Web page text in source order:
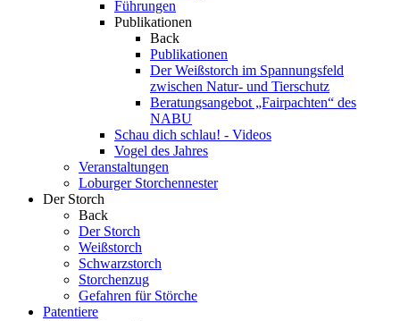
Führungen
Publikationen
Back
Publikationen
Der Weißstorch im Spannungsfeld
zwischen Natur- und Tierschutz
Beratungsangebot „Fairpachten“ des
NABU
Schau dich schlau! - Videos
Vogel des Jahres
Veranstaltungen
Loburger Storchennester
Der Storch
Back
Der Storch
Weißstorch
Schwarzstorch
Storchenzug
Gefahren für Störche
Patentiere